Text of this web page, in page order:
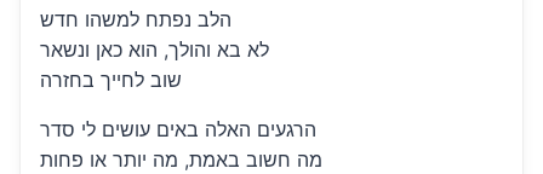
הלב נפתח למשהו חדש
לא בא והולך, הוא כאן ונשאר
שוב לחייך בחזרה
הרגעים האלה באים עושים לי סדר
מה חשוב באמת, מה יותר או פחות